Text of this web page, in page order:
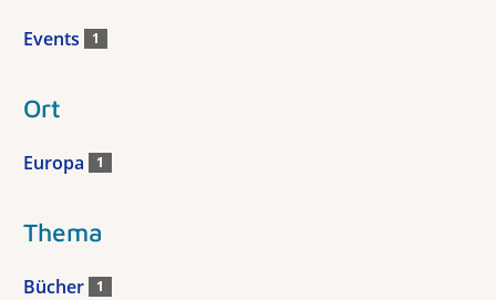
Events 1
Ort
Europa 1
Thema
Bücher 1